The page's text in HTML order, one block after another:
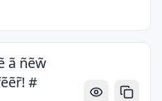
ã ñẽw̃
#